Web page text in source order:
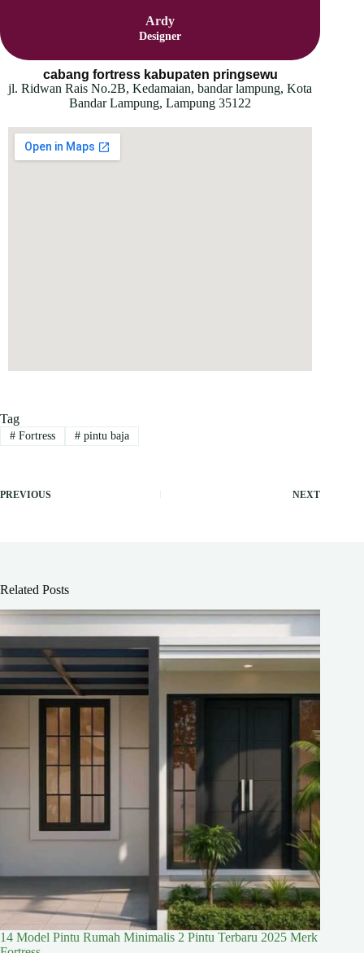
Ardy
Designer
cabang fortress kabupaten pringsewu
jl. Ridwan Rais No.2B, Kedamaian, bandar lampung, Kota
Bandar Lampung, Lampung 35122
Tag
#Fortress #pintu baja
PREVIOUS NEXT
Related Posts
14 Model Pintu Rumah Minimalis 2 Pintu Terbaru 2025 Merk